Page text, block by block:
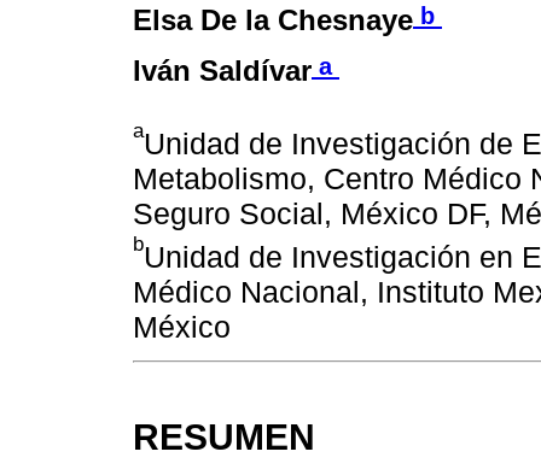
Elsa De la Chesnaye b
Iván Saldívar a
aUnidad de Investigación de
Metabolismo, Centro Médico
Seguro Social, México DF,
bUnidad de Investigación en
Médico Nacional, Instituto
México
RESUMEN